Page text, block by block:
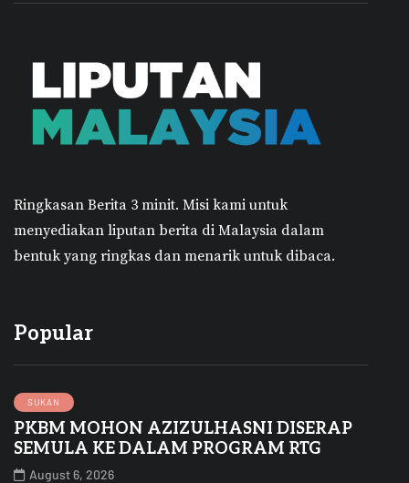
Ringkasan Berita 3 minit. Misi kami untuk
menyediakan liputan berita di Malaysia dalam
bentuk yang ringkas dan menarik untuk dibaca.
Popular
SUKAN
PKBM MOHON AZIZULHASNI DISERAP
SEMULA KE DALAM PROGRAM RTG
August 6, 2026